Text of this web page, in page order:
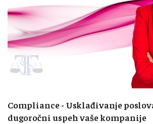
Compliance - Usklađivanje
dugoročni uspeh vaše kompanije